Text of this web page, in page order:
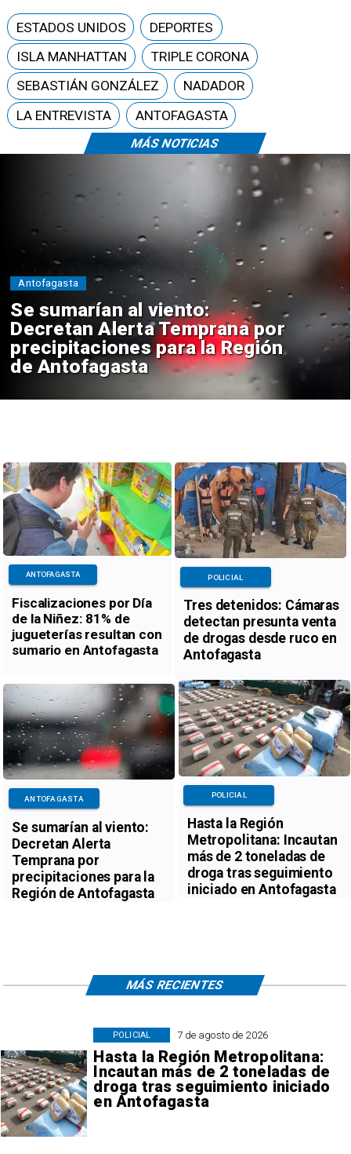
MÁS NOTICIAS
ESTADOS UNIDOS
DEPORTES
ISLA MANHATTAN
TRIPLE CORONA
SEBASTIÁN GONZÁLEZ
NADADOR
LA ENTREVISTA
ANTOFAGASTA
al viento:
Temprana por
para la Región
Tres
detectan
drogas
Antofagasta
Fiscalizaciones por Día
de la Niñez: 81% de
jugueterías resultan con
sumario en Antofagasta
ANTOFAGASTA
Tres detenidos: Cámaras
detectan presunta venta
de drogas desde ruco en
Antofagasta
POLICIAL
Se sumarían al viento:
Decretan Alerta
Temprana por
precipitaciones para la
Región de Antofagasta
ANTOFAGASTA
Hasta la Región
Metropolitana: Incautan
más de 2 toneladas de
droga tras seguimiento
iniciado en Antofagasta
POLICIAL
7 de agosto de 2026
Hasta la Región Metropolitana:
Incautan más de 2 toneladas de
droga tras seguimiento iniciado
en Antofagasta
POLICIAL
MÁS RECIENTES